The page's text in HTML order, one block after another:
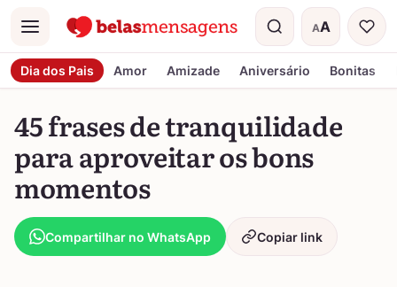
Menu AA
Tamanho do
Dia dos Pais Amor Amizade Aniversário Bonitas
45 frases de tranquilidade
para aproveitar os bons
momentos
Compartilhar no WhatsApp Copiar link